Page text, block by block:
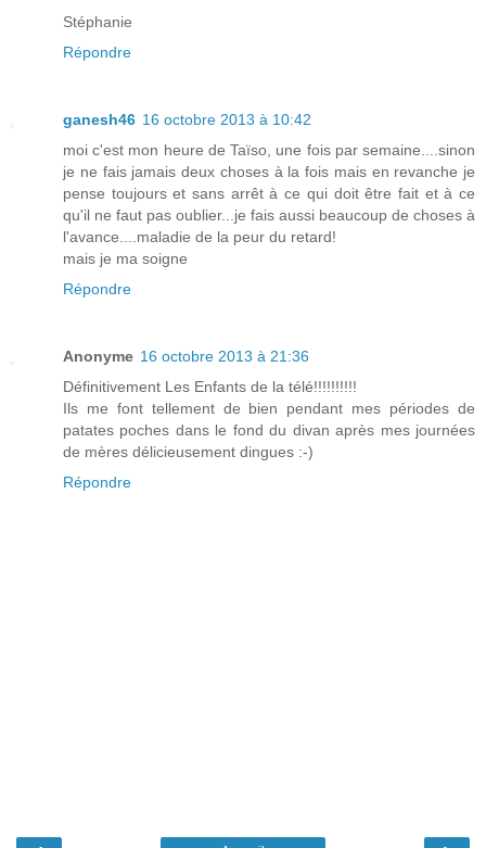
Stéphanie
Répondre
ganesh46 16 octobre 2013 à 10:42
moi c'est mon heure de Taïso, une fois par semaine....sinon
je ne fais jamais deux choses à la fois mais en revanche je
pense toujours et sans arrêt à ce qui doit être fait et à ce
qu'il ne faut pas oublier...je fais aussi beaucoup de choses à
l'avance....maladie de la peur du retard!
mais je ma soigne
Répondre
Anonyme 16 octobre 2013 à 21:36
Définitivement Les Enfants de la télé!!!!!!!!!!
Ils me font tellement de bien pendant mes périodes de
patates poches dans le fond du divan après mes journées
de mères délicieusement dingues :-)
Répondre